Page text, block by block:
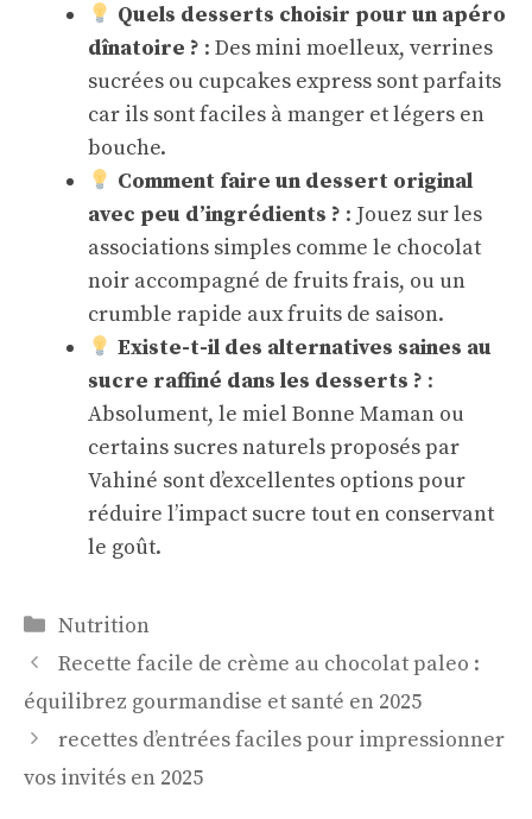
Quels desserts choisir pour un apéro
dînatoire ? : Des mini moelleux, verrines
sucrées ou cupcakes express sont parfaits
car ils sont faciles à manger et légers en
bouche.
Comment faire un dessert original
avec peu d’ingrédients ? : Jouez sur les
associations simples comme le chocolat
noir accompagné de fruits frais, ou un
crumble rapide aux fruits de saison.
Existe-t-il des alternatives saines au
sucre raffiné dans les desserts ? :
Absolument, le miel Bonne Maman ou
certains sucres naturels proposés par
Vahiné sont d’excellentes options pour
réduire l’impact sucre tout en conservant
le goût.
Catégories
Nutrition
Recette facile de crème au chocolat paleo :
équilibrez gourmandise et santé en 2025
recettes d’entrées faciles pour impressionner
vos invités en 2025